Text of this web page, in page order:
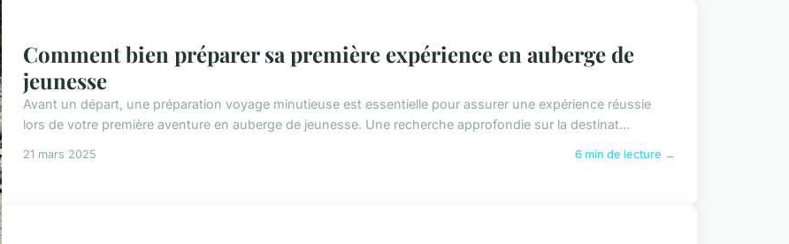
Comment bien préparer sa première expérience en auberge de
jeunesse
Avant un départ, une préparation voyage minutieuse est essentielle pour assurer une expérience réussie
lors de votre première aventure en auberge de jeunesse. Une recherche approfondie sur la destinat...
21 mars 2025 6 min de lecture →